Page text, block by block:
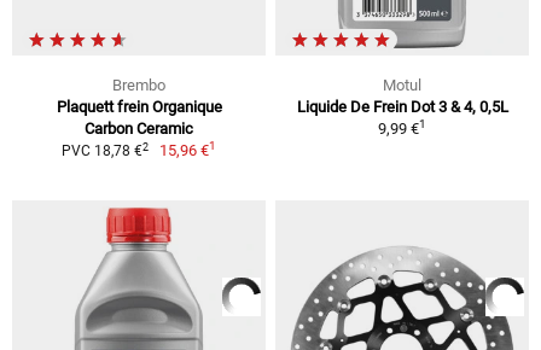
Brembo
Plaquett frein Organique
Carbon Ceramic
PVC 18,78 €2 15,96 €1
Motul
Liquide De Frein Dot 3 & 4, 0,5L
9,99 €1